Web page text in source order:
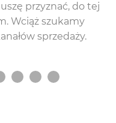
przyznać, do tej
Wciąż szukamy
sprzedaży.